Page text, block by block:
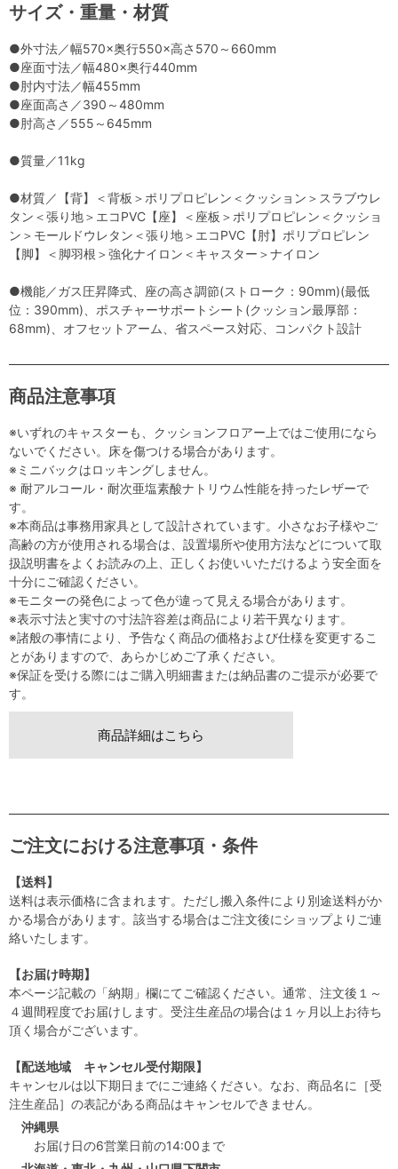
サイズ・重量・材質
●外寸法／幅570×奥行550×高さ570～660mm
●座面寸法／幅480×奥行440mm
●肘内寸法／幅455mm
●座面高さ／390～480mm
●肘高さ／555～645mm
●質量／11kg
●材質／【背】＜背板＞ポリプロピレン＜クッション＞スラブウレ
タン＜張り地＞エコPVC【座】＜座板＞ポリプロピレン＜クッショ
ン＞モールドウレタン＜張り地＞エコPVC【肘】ポリプロピレン
【脚】＜脚羽根＞強化ナイロン＜キャスター＞ナイロン
●機能／ガス圧昇降式、座の高さ調節(ストローク：90mm)(最低
位：390mm)、ポスチャーサポートシート(クッション最厚部：
68mm)、オフセットアーム、省スペース対応、コンパクト設計
商品注意事項
※いずれのキャスターも、クッションフロアー上ではご使用になら
ないでください。床を傷つける場合があります。
※ミニバックはロッキングしません。
※ 耐アルコール・耐次亜塩素酸ナトリウム性能を持ったレザーで
す。
※本商品は事務用家具として設計されています。小さなお子様やご
高齢の方が使用される場合は、設置場所や使用方法などについて取
扱説明書をよくお読みの上、正しくお使いいただけるよう安全面を
十分にご確認ください。
※モニターの発色によって色が違って見える場合があります。
※表示寸法と実寸の寸法許容差は商品により若干異なります。
※諸般の事情により、予告なく商品の価格および仕様を変更するこ
とがありますので、あらかじめご了承ください。
※保証を受ける際にはご購入明細書または納品書のご提示が必要で
す。
商品詳細はこちら
ご注文における注意事項・条件
【送料】
送料は表示価格に含まれます。ただし搬入条件により別途送料がか
かる場合があります。該当する場合はご注文後にショップよりご連
絡いたします。
【お届け時期】
本ページ記載の「納期」欄にてご確認ください。通常、注文後１～
４週間程度でお届けします。受注生産品の場合は１ヶ月以上お待ち
頂く場合がございます。
【配送地域 キャンセル受付期限】
キャンセルは以下期日までにご連絡ください。なお、商品名に［受
注生産品］の表記がある商品はキャンセルできません。
沖縄県
お届け日の6営業日前の14:00まで